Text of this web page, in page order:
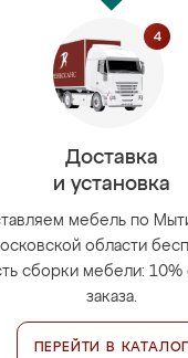
Доставка
и установка
мебель по
области
сборки мебели: 10%
заказа.
ПЕРЕЙТИ В КАТАЛОГ